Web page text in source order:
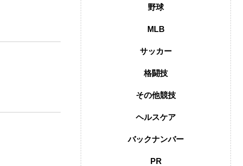
野球
MLB
サッカー
格闘技
その他競技
ヘルスケア
バックナンバー
PR